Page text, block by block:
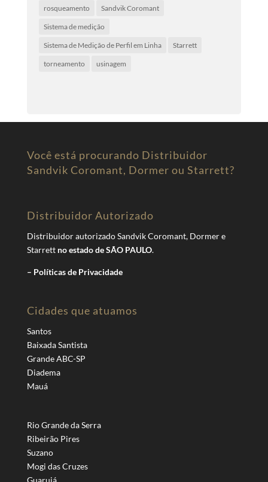
rosqueamento Sandvik Coromant
Sistema de medição
Sistema de Medição de Perfil em Linha Starrett
torneamento usinagem
Você está procurando Distribuidor
Sandvik Coromant, Dormer ou Starrett?
Distribuidor Autorizado
Distribuidor autorizado Sandvik Coromant, Dormer e
Starrett no estado de SÃO PAULO.
– Políticas de Privacidade
Cidades que atuamos
Santos
Baixada Santista
Grande ABC-SP
Diadema
Mauá
Rio Grande da Serra
Ribeirão Pires
Suzano
Mogi das Cruzes
Guarujá